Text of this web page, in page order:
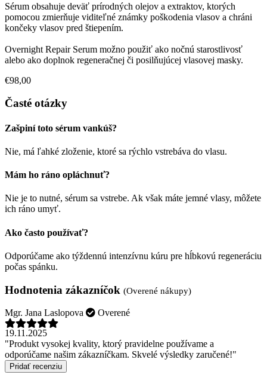
Sérum obsahuje deväť prírodných olejov a extraktov, ktorých
pomocou zmierňuje viditeľné známky poškodenia vlasov a chráni
končeky vlasov pred štiepením.
Overnight Repair Serum možno použiť ako nočnú starostlivosť
alebo ako doplnok regeneračnej či posilňujúcej vlasovej masky.
€98,00
Časté otázky
Zašpiní toto sérum vankúš?
Nie, má ľahké zloženie, ktoré sa rýchlo vstrebáva do vlasu.
Mám ho ráno opláchnuť?
Nie je to nutné, sérum sa vstrebe. Ak však máte jemné vlasy, môžete
ich ráno umyť.
Ako často používať?
Odporúčame ako týždennú intenzívnu kúru pre hĺbkovú regeneráciu
počas spánku.
Hodnotenia zákazníčok (Overené nákupy)
Mgr. Jana Laslopova
Overené
19.11.2025
"Produkt vysokej kvality, ktorý pravidelne používame a
odporúčame našim zákazníčkam. Skvelé výsledky zaručené!"
Pridať recenziu